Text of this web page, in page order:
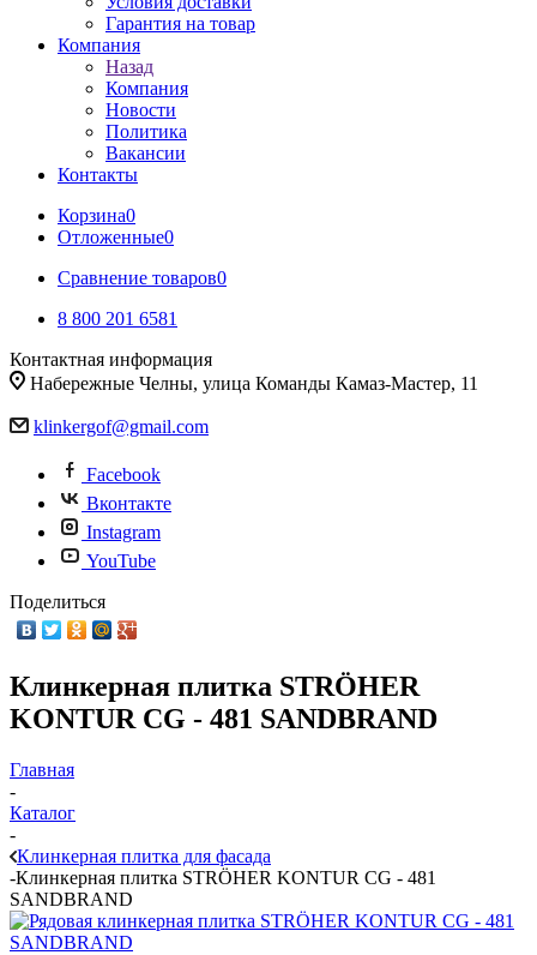
Гарантия на товар
Компания
Назад
Компания
Новости
Политика
Вакансии
Контакты
Корзина0
Отложенные0
Сравнение товаров0
8 800 201 6581
Контактная информация
Набережные Челны, улица Команды Камаз-Мастер, 11
klinkergof@gmail.com
Facebook
Вконтакте
Instagram
YouTube
Поделиться
Клинкерная плитка STRÖHER
KONTUR CG - 481 SANDBRAND
Главная
-
Каталог
-
Клинкерная плитка для фасада
-Клинкерная плитка STRÖHER KONTUR CG - 481
SANDBRAND